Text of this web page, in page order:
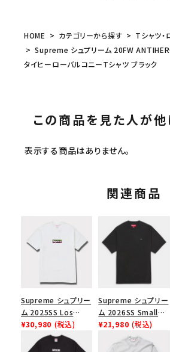
HOME カテゴリーから探す
Tシャツ・
Supreme シュプリーム 20FW
タイヒーローバルコニーTシャツ ブラック
この商品を見た人が
表示する商品はありません。
関連商品
Supreme シュプリー
ム 2025SS Los
Angeles Fire Relief
Box Logo Tee ファ
イヤーリリーフボック
¥30,980 (税込)
Supreme シュプリー
ム 2026SS Small
Box Tee スモールボ
ックスTシャツ ブラッ
¥21,980 (税込)